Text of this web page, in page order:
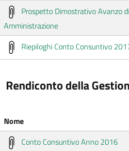
Prospetto Dimostrativo Avanzo di
Amministrazione
Riepiloghi Conto Consuntivo
Rendiconto della
Nome
Conto Consuntivo Anno 2016